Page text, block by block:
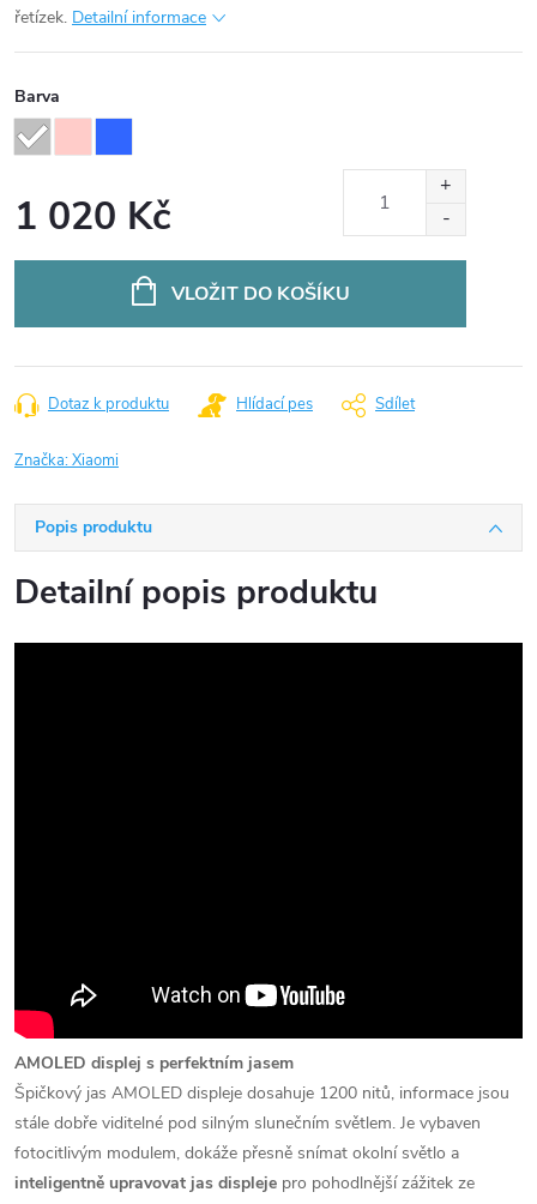
řetízek. Detailní informace
Barva
1 020 Kč
VLOŽIT DO KOŠÍKU
Dotaz k produktu Hlídací pes Sdílet
Značka:Xiaomi
Popis produktu
Detailní popis produktu
AMOLED displej s perfektním jasem
Špičkový jas AMOLED displeje dosahuje 1200 nitů, informace jsou
stále dobře viditelné pod silným slunečním světlem. Je vybaven
fotocitlivým modulem, dokáže přesně snímat okolní světlo a
inteligentně upravovat jas displeje pro pohodlnější zážitek ze